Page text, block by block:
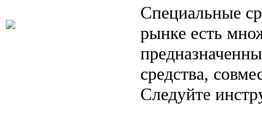
Специальные
рынке есть
средства,
Следуйте